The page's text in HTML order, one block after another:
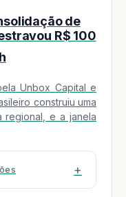
de
R$ 100
Unbox Capital e
construiu uma
regional, e a janela